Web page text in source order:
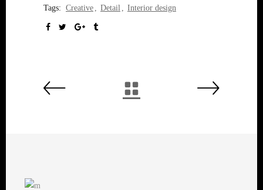
Tags: Creative Detail Interior design